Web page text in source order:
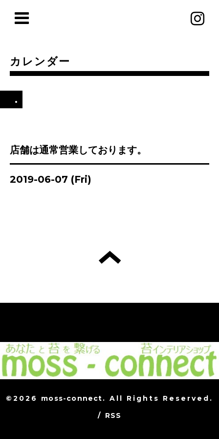
カレンダー
.
店舗は通常営業しております。
2019-06-07 (Fri)
©2026 moss-connect. All Rights Reserved.
/ RSS